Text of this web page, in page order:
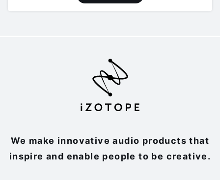
We make innovative audio products that
inspire and enable people to be creative.